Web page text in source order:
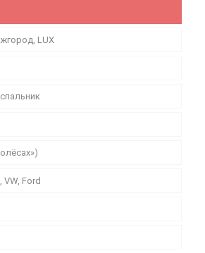
LUX
Ford